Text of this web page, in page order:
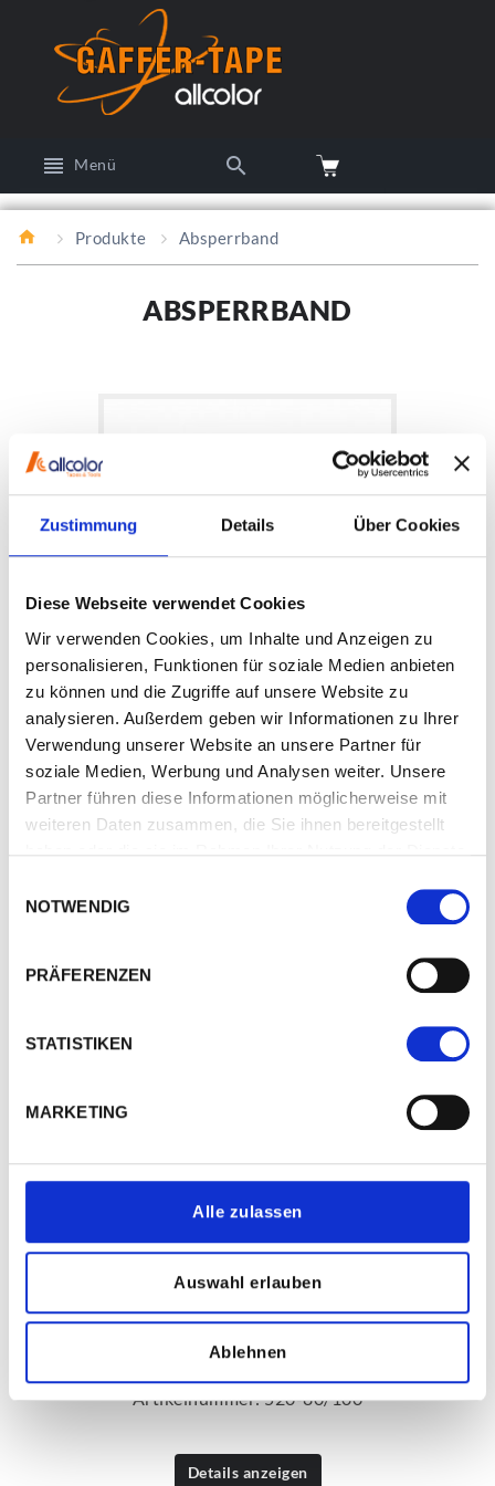
Zustimmung Details Über Cookies
Diese Webseite verwendet Cookies
Wir verwenden Cookies, um Inhalte und Anzeigen zu
personalisieren, Funktionen für soziale Medien anbieten
zu können und die Zugriffe auf unsere Website zu
analysieren. Außerdem geben wir Informationen zu Ihrer
Verwendung unserer Website an unsere Partner für
soziale Medien, Werbung und Analysen weiter. Unsere
Partner führen diese Informationen möglicherweise mit
weiteren Daten zusammen, die Sie ihnen bereitgestellt
who may receive and
NOTWENDIG
PRÄFERENZEN
STATISTIKEN
MARKETING
Alle zulassen
Auswahl erlauben
Ablehnen
Menü
Produkte Absperrband
ABSPERRBAND
Folien-Absperr-Band, nicht klebend
Artikelnummer: 520-80/500
Artikelnummer: 520-80/100
Details anzeigen